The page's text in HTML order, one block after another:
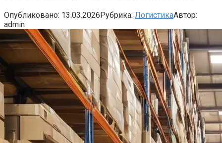
Опубликовано: 13.03.2026Рубрика: ЛогистикаАвтор:
admin